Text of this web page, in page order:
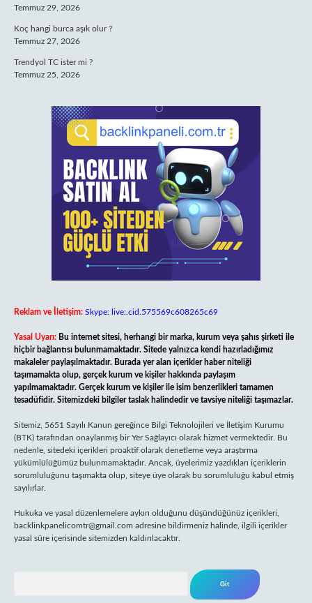
Temmuz 29, 2026
Koç hangi burca aşık olur ?
Temmuz 27, 2026
Trendyol TC ister mi ?
Temmuz 25, 2026
Reklam ve İletişim: Skype: live:.cid.575569c608265c69
Yasal Uyarı: Bu internet sitesi, herhangi bir marka, kurum veya şahıs şirketi ile
hiçbir bağlantısı bulunmamaktadır. Sitede yalnızca kendi hazırladığımız
makaleler paylaşılmaktadır. Burada yer alan içerikler haber niteliği
taşımamakta olup, gerçek kurum ve kişiler hakkında paylaşım
yapılmamaktadır. Gerçek kurum ve kişiler ile isim benzerlikleri tamamen
tesadüfidir. Sitemizdeki bilgiler taslak halindedir ve tavsiye niteliği taşımazlar.
Sitemiz, 5651 Sayılı Kanun gereğince Bilgi Teknolojileri ve İletişim Kurumu
(BTK) tarafından onaylanmış bir Yer Sağlayıcı olarak hizmet vermektedir. Bu
nedenle, sitedeki içerikleri proaktif olarak denetleme veya araştırma
yükümlülüğümüz bulunmamaktadır. Ancak, üyelerimiz yazdıkları içeriklerin
sorumluluğunu taşımakta olup, siteye üye olarak bu sorumluluğu kabul etmiş
sayılırlar.
Hukuka ve yasal düzenlemelere aykırı olduğunu düşündüğünüz içerikleri,
backlinkpanelicomtr@gmail.com adresine bildirmeniz halinde, ilgili içerikler
yasal süre içerisinde sitemizden kaldırılacaktır.